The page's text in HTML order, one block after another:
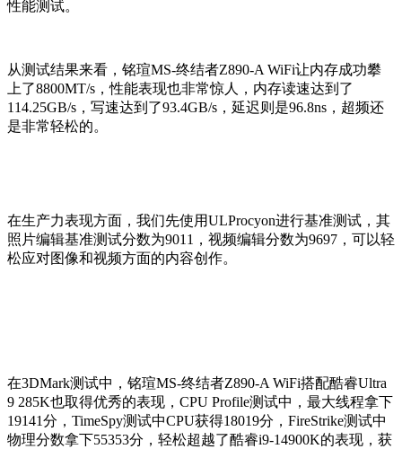
性能测试。
从测试结果来看，铭瑄MS-终结者Z890-A WiFi让内存成功攀
上了8800MT/s，性能表现也非常惊人，内存读速达到了
114.25GB/s，写速达到了93.4GB/s，延迟则是96.8ns，超频还
是非常轻松的。
在生产力表现方面，我们先使用ULProcyon进行基准测试，其
照片编辑基准测试分数为9011，视频编辑分数为9697，可以轻
松应对图像和视频方面的内容创作。
在3DMark测试中，铭瑄MS-终结者Z890-A WiFi搭配酷睿Ultra
9 285K也取得优秀的表现，CPU Profile测试中，最大线程拿下
19141分，TimeSpy测试中CPU获得18019分，FireStrike测试中
物理分数拿下55353分，轻松超越了酷睿i9-14900K的表现，获